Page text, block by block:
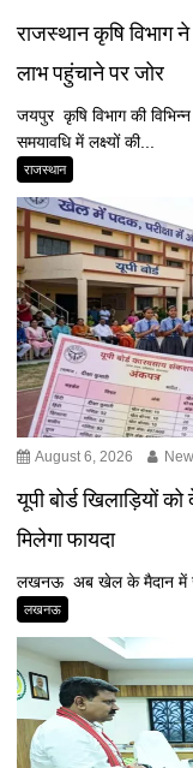
राजस्थान कृषि विभाग
लाभ पहुंचाने पर जोर
जयपुर कृषि विभाग की
समयावधि में लक्ष्यों की...
राजस्थान
August 6, 2026
यूपी बोर्ड खिलाड़ियों
मिलेगा फायदा
लखनऊ अब खेल के मैदान में जीते
लखनऊ